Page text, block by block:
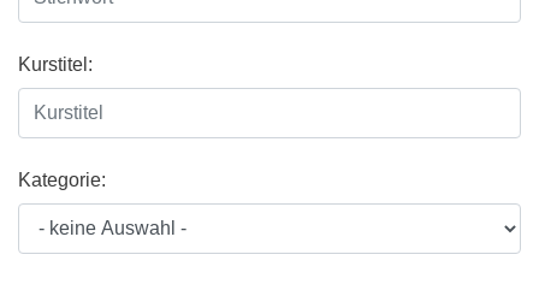
Kurstitel:
Kategorie: